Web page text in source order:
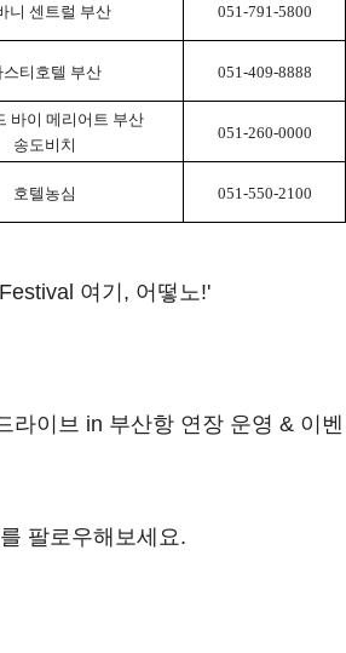
니 센트럴 부산 051-791-5800
스티호텔 부산 051-409-8888
바이 메리어트 부산
송도비치
051-260-0000
호텔농심 051-550-2100
여기, 어떻노!'
라이브 in 부산항 연장 운영 & 이벤
팔로우해보세요.